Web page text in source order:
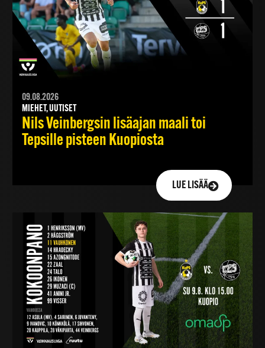
09.08.2026
MIEHET, UUTISET
Nils Veinbergsin lisäajan maali toi
Tepsille pisteen Kuopiosta
LUE LISÄÄ